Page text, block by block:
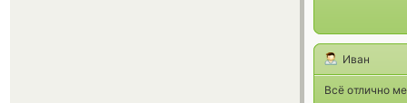
Иван
Всё отлично